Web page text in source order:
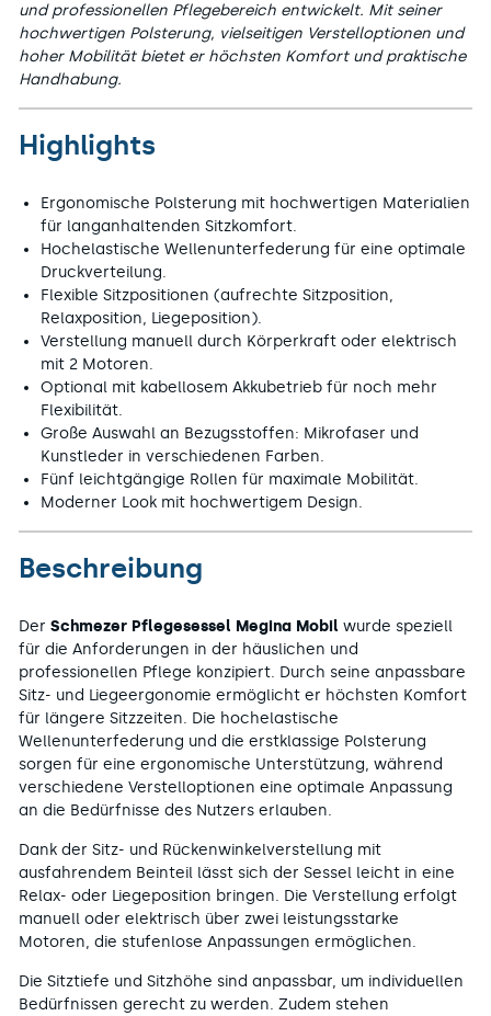
und professionellen Pflegebereich entwickelt. Mit seiner
hochwertigen Polsterung, vielseitigen Verstelloptionen und
hoher Mobilität bietet er höchsten Komfort und praktische
Handhabung.
Highlights
Ergonomische Polsterung mit hochwertigen Materialien
für langanhaltenden Sitzkomfort.
Hochelastische Wellenunterfederung für eine optimale
Druckverteilung.
Flexible Sitzpositionen (aufrechte Sitzposition,
Relaxposition, Liegeposition).
Verstellung manuell durch Körperkraft oder elektrisch
mit 2 Motoren.
Optional mit kabellosem Akkubetrieb für noch mehr
Flexibilität.
Große Auswahl an Bezugsstoffen: Mikrofaser und
Kunstleder in verschiedenen Farben.
Fünf leichtgängige Rollen für maximale Mobilität.
Moderner Look mit hochwertigem Design.
Beschreibung
Der Schmezer Pflegesessel Megina Mobil wurde speziell
für die Anforderungen in der häuslichen und
professionellen Pflege konzipiert. Durch seine anpassbare
Sitz- und Liegeergonomie ermöglicht er höchsten Komfort
für längere Sitzzeiten. Die hochelastische
Wellenunterfederung und die erstklassige Polsterung
sorgen für eine ergonomische Unterstützung, während
verschiedene Verstelloptionen eine optimale Anpassung
an die Bedürfnisse des Nutzers erlauben.
Dank der Sitz- und Rückenwinkelverstellung mit
ausfahrendem Beinteil lässt sich der Sessel leicht in eine
Relax- oder Liegeposition bringen. Die Verstellung erfolgt
manuell oder elektrisch über zwei leistungsstarke
Motoren, die stufenlose Anpassungen ermöglichen.
Die Sitztiefe und Sitzhöhe sind anpassbar, um individuellen
Bedürfnissen gerecht zu werden. Zudem stehen